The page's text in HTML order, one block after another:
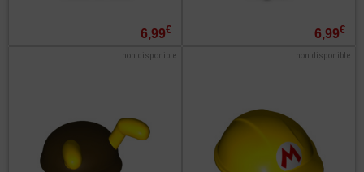
6,99€ 6,99€
non disponible non disponible